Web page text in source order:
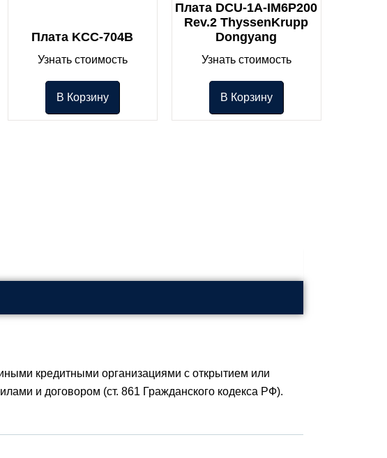
Плата KCC-704B
Узнать стоимость
В Корзину
Плата DCU-1A-IM6P200
Rev.2 ThyssenKrupp
Dongyang
Узнать стоимость
В Корзину
кредитными организациями с открытием или
и договором (ст. 861 Гражданского кодекса РФ).